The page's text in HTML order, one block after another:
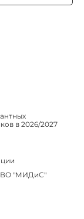
в 2026/2027
"МИДиС"